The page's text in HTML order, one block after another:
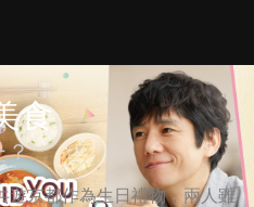
食
？
遊京都作為生日禮物，兩人雖